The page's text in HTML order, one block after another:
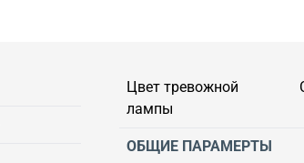
Цвет тревожной
лампы
ОБЩИЕ ПАРАМЕРТЫ